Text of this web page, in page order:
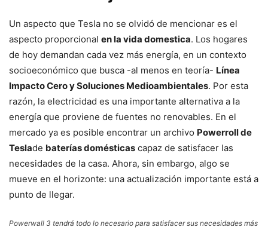
Un aspecto que Tesla no se olvidó de mencionar es el
aspecto proporcional en la vida domestica. Los hogares
de hoy demandan cada vez más energía, en un contexto
socioeconómico que busca -al menos en teoría- Línea
Impacto Cero y Soluciones Medioambientales. Por esta
razón, la electricidad es una importante alternativa a la
energía que proviene de fuentes no renovables. En el
mercado ya es posible encontrar un archivo Powerroll de
Teslade baterías domésticas capaz de satisfacer las
necesidades de la casa. Ahora, sin embargo, algo se
mueve en el horizonte: una actualización importante está a
punto de llegar.
Powerwall 3 tendrá todo lo necesario para satisfacer sus necesidades más